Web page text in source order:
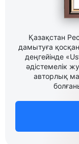
Қазақстан
дамытуға
деңгейінде
әдістемелік
авторлық